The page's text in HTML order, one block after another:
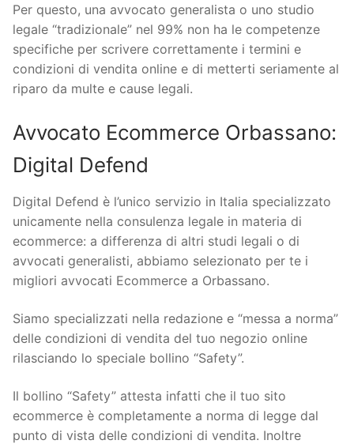
Per questo, una avvocato generalista o uno studio
legale “tradizionale” nel 99% non ha le competenze
specifiche per scrivere correttamente i termini e
condizioni di vendita online e di metterti seriamente al
riparo da multe e cause legali.
Avvocato Ecommerce Orbassano:
Digital Defend
Digital Defend è l’unico servizio in Italia specializzato
unicamente nella consulenza legale in materia di
ecommerce: a differenza di altri studi legali o di
avvocati generalisti, abbiamo selezionato per te i
migliori avvocati Ecommerce a Orbassano.
Siamo specializzati nella redazione e “messa a norma”
delle condizioni di vendita del tuo negozio online
rilasciando lo speciale bollino “Safety”.
Il bollino “Safety” attesta infatti che il tuo sito
ecommerce è completamente a norma di legge dal
punto di vista delle condizioni di vendita. Inoltre